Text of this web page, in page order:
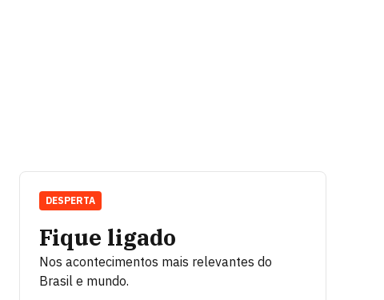
Fique ligado
Nos acontecimentos mais relevantes do
Brasil e mundo.
DESPERTA